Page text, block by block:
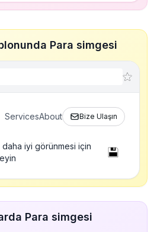
Para simgesi
ServicesAbout Bize Ulaşın
iyi görünmesi için
Para simgesi